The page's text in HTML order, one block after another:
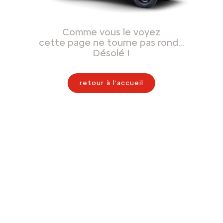
Comme vous le voyez
cette page ne tourne pas rond…
Désolé !
retour à l'accueil